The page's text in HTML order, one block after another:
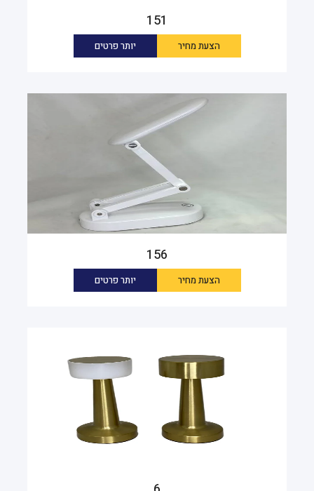
151
הצעת מחיר יותר פרטים
156
הצעת מחיר יותר פרטים